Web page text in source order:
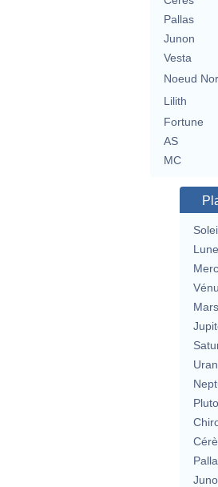
Pallas
Junon
Vesta
Noeud
Lilith
Fortune
AS
MC
Lune
Mars